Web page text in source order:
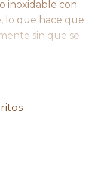
inoxidable con
lo que hace que
sin que se
<3